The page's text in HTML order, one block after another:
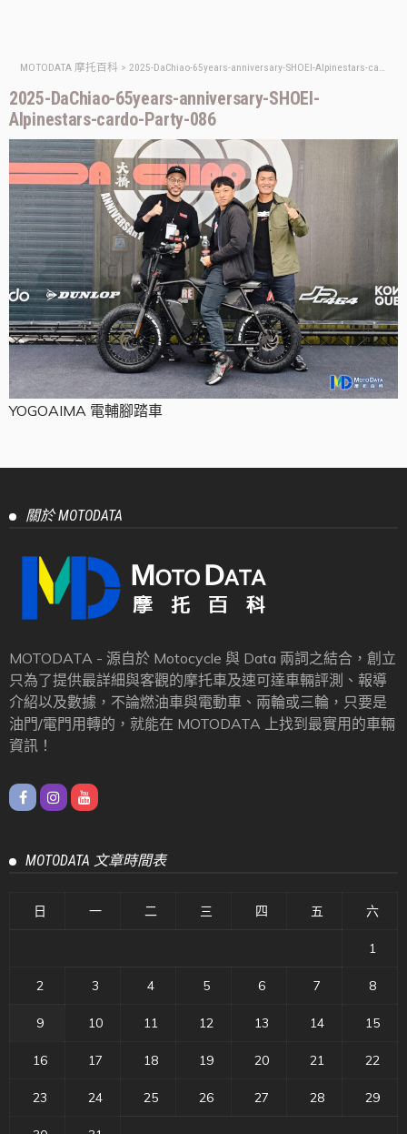
MOTODATA 摩托百科 > 2025-DaChiao-65years-anniversary-SHOEI-Alpinestars-cardo-Party-086
2025-DaChiao-65years-anniversary-SHOEI-
Alpinestars-cardo-Party-086
YOGOAIMA 電輔腳踏車
關於 MOTODATA
MOTODATA - 源自於 Motocycle 與 Data 兩詞之結合，創立
只為了提供最詳細與客觀的摩托車及速可達車輛評測、報導
介紹以及數據，不論燃油車與電動車、兩輪或三輪，只要是
油門/電門用轉的，就能在 MOTODATA 上找到最實用的車輛
資訊！
MOTODATA 文章時間表
日 一 二 三 四 五 六
1
2 3 4 5 6 7 8
9 10 11 12 13 14 15
16 17 18 19 20 21 22
23 24 25 26 27 28 29